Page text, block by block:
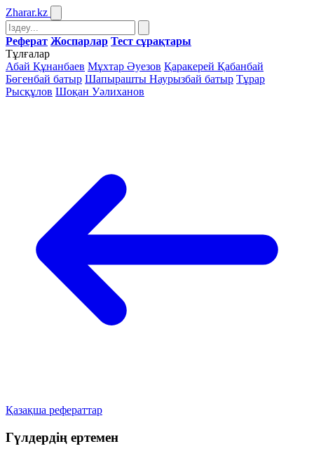
Zharar.kz
Реферат Жоспарлар Тест сұрақтары
Тұлғалар
Абай Құнанбаев Мұхтар Әуезов Қаракерей Қабанбай
Бөгенбай батыр Шапырашты Наурызбай батыр Тұрар
Рысқұлов Шоқан Уәлиханов
Қазақша рефераттар
Гүлдердің ертемен